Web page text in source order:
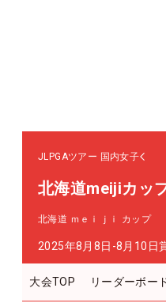
JLPGAツアー 国内女子
北海道meijiカッ
北海道 ｍｅｉｊｉ カップ
2025年8月8日-8月10日
大会TOP リーダーボー